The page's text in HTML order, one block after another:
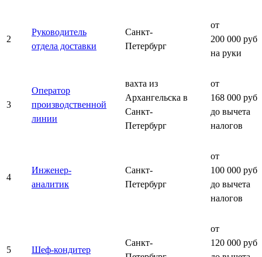
2
Руководитель
отдела доставки
Санкт-
Петербург
от
200 000 руб.
на руки
3
Оператор
производственной
линии
вахта из
Архангельска в
Санкт-
Петербург
от
168 000 руб.
до вычета
налогов
4
Инженер-
аналитик
Санкт-
Петербург
от
100 000 руб.
до вычета
налогов
5 Шеф-кондитер
Санкт-
от
120 000 руб.